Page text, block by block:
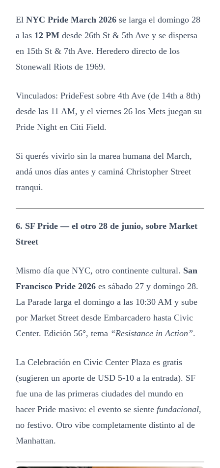
El NYC Pride March 2026 se larga el domingo 28
a las 12 PM desde 26th St & 5th Ave y se dispersa
en 15th St & 7th Ave. Heredero directo de los
Stonewall Riots de 1969.
Vinculados: PrideFest sobre 4th Ave (de 14th a 8th)
desde las 11 AM, y el viernes 26 los Mets juegan su
Pride Night en Citi Field.
Si querés vivirlo sin la marea humana del March,
andá unos días antes y caminá Christopher Street
tranqui.
6. SF Pride — el otro 28 de junio, sobre Market
Street
Mismo día que NYC, otro continente cultural. San
Francisco Pride 2026 es sábado 27 y domingo 28.
La Parade larga el domingo a las 10:30 AM y sube
por Market Street desde Embarcadero hasta Civic
Center. Edición 56°, tema “Resistance in Action”.
La Celebración en Civic Center Plaza es gratis
(sugieren un aporte de USD 5-10 a la entrada). SF
fue una de las primeras ciudades del mundo en
hacer Pride masivo: el evento se siente fundacional,
no festivo. Otro vibe completamente distinto al de
Manhattan.